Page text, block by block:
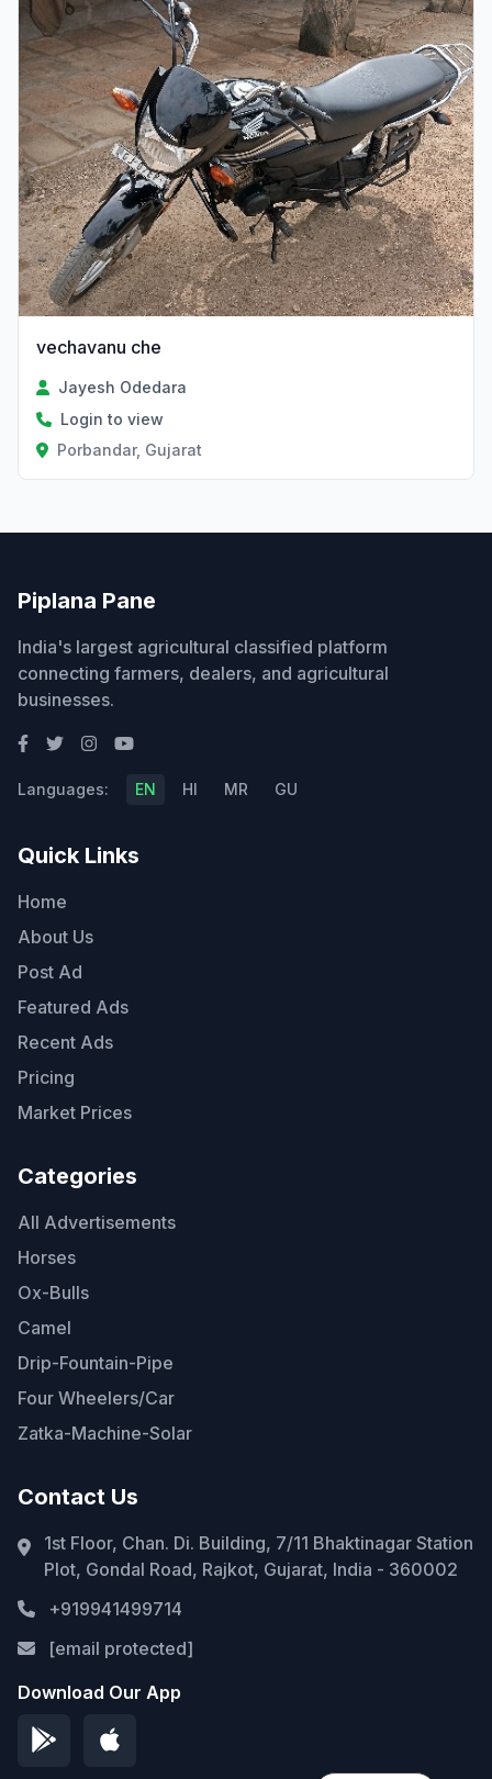
vechavanu che
Jayesh Odedara
Login to view
Porbandar, Gujarat
Piplana Pane
India's largest agricultural classified platform
connecting farmers, dealers, and agricultural
businesses.
Languages: EN HI MR GU
Quick Links
Home
About Us
Post Ad
Featured Ads
Recent Ads
Pricing
Market Prices
Categories
All Advertisements
Horses
Ox-Bulls
Camel
Drip-Fountain-Pipe
Four Wheelers/Car
Zatka-Machine-Solar
Contact Us
1st Floor, Chan. Di. Building, 7/11 Bhaktinagar Station
Plot, Gondal Road, Rajkot, Gujarat, India - 360002
+919941499714
[email protected]
Download Our App